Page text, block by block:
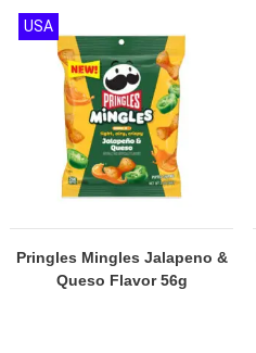
Pringles Mingles Jalapeno &
Queso Flavor 56g
USA